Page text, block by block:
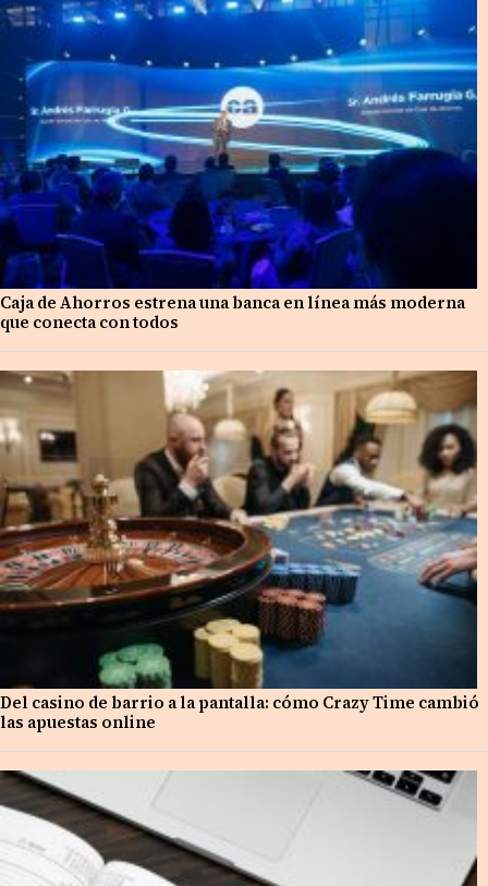
Caja de Ahorros estrena una banca en línea más moderna
que conecta con todos
Del casino de barrio a la pantalla: cómo Crazy Time cambió
las apuestas online